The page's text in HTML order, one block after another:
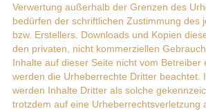
Verwertung außerhalb der Grenzen des
bedürfen der schriftlichen Zustimmung des
bzw. Erstellers. Downloads und Kopien
den privaten, nicht kommerziellen
Inhalte auf dieser Seite nicht vom Betreiber
werden die Urheberrechte Dritter beachtet.
werden Inhalte Dritter als solche
trotzdem auf eine Urheberrechtsverletzung